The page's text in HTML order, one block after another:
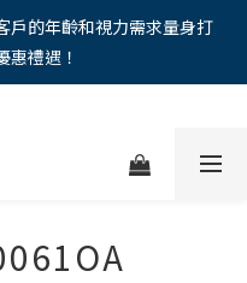
禮遇 9 折無上限，12期分期
。
戶的年齡和視力需求量身打
惠禮遇！
禮遇 9 折無上限，12期分期